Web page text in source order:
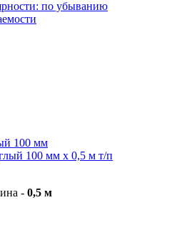
по убыванию
100 мм x 0,5 м т/п
- 0,5 м